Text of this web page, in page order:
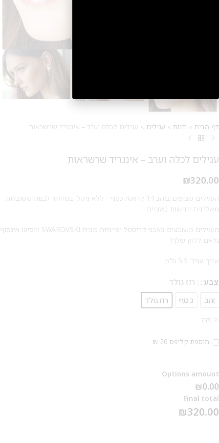
דף הבית » חנות » עגילים » עגילים לכלה וערב – אינגריד שרשראות
עגילים לכלה וערב – אינגריד שרשראות
₪320.00
העגילים מצופים בזהב 14 קראט/ כסף – ללא ניקל, במיוחד לבנות שסובלות
מאלרגיה ורגישות באזניים.
העגילים משובצים באבני קריסטל יפייפיות מבית SWAROVSKI ויוסיפו אינסוף
גלאם ללוק שלך!
אורך עגיל: 5.5 ס"מ
צבע : רוז גולד
זהב
כסף רוז גולד
נקה
תוספת קליפס 20 ₪
Options amount
₪0.00
Final total
₪320.00
מבצע 1+1
לקביעת תור לפירסינג ועיצוב